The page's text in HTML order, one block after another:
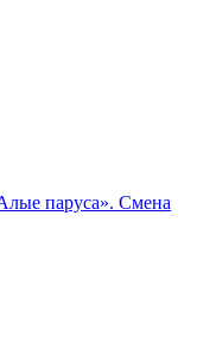
паруса». Смена